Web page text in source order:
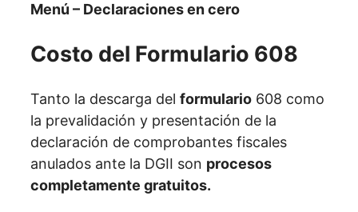
Menú – Declaraciones en cero
Costo del Formulario 608
Tanto la descarga del formulario 608 como
la prevalidación y presentación de la
declaración de comprobantes fiscales
anulados ante la DGII son procesos
completamente gratuitos.